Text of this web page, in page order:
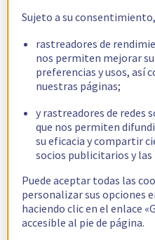
Sujeto a su
rastreadores de
nos permiten mejorar
preferencias y usos, así
nuestras páginas;
y rastreadores de redes
que nos permiten
su eficacia y compartir
socios publicitarios y las
Puede aceptar todas las
personalizar sus opciones
haciendo clic en el enlace
accesible al pie de página.